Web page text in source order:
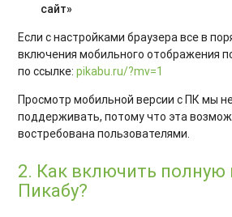
сайт»
Если с настройками браузера все в
включения мобильного отображения
по ссылке:pikabu.ru/?mv=1
Просмотр мобильной версии с ПК мы
поддерживать, потому что эта
востребована пользователями.
2. Как включить полную
Пикабу?